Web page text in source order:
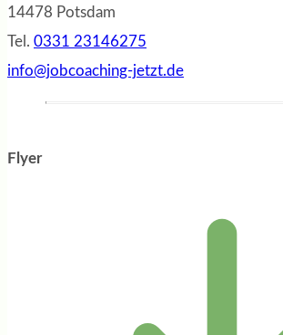
14478 Potsdam
Tel. 0331 23146275
info@jobcoaching-jetzt.de
Flyer